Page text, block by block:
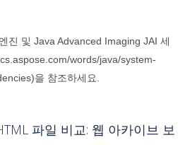
진 및 Java Advanced Imaging JAI 세
words/java/system-
을 참조하세요.
파일 비교: 웹 아카이브 보